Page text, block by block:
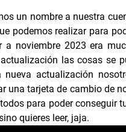
un nombre a nuestra
podemos realizar para
a noviembre 2023 era
las cosas se
actualización
una tarjeta de cambio de
para poder conseguir
quieres leer, jaja.